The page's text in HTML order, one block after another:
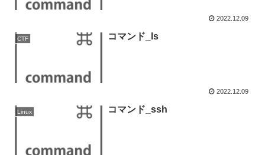
2022.12.09
CTF コマンド_ls
2022.12.09
Linux コマンド_ssh